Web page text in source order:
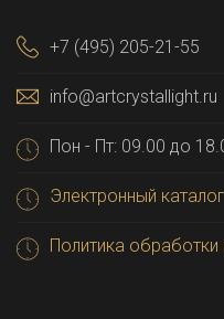
+7 (495) 205-21-55
info@artcrystallight.ru
Пон - Пт: 09.00 до
Электронный каталог
Политика